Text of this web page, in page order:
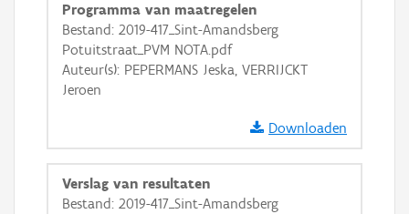
+ −
Basis Lagen
Programma van maatregelen
Bestand: 2019-417_Sint-Amandsberg
Potuitstraat_PVM NOTA.pdf
Auteur(s): PEPERMANS Jeska, VERRIJCKT
Jeroen
Downloaden
Verslag van resultaten
Bestand: 2019-417_Sint-Amandsberg